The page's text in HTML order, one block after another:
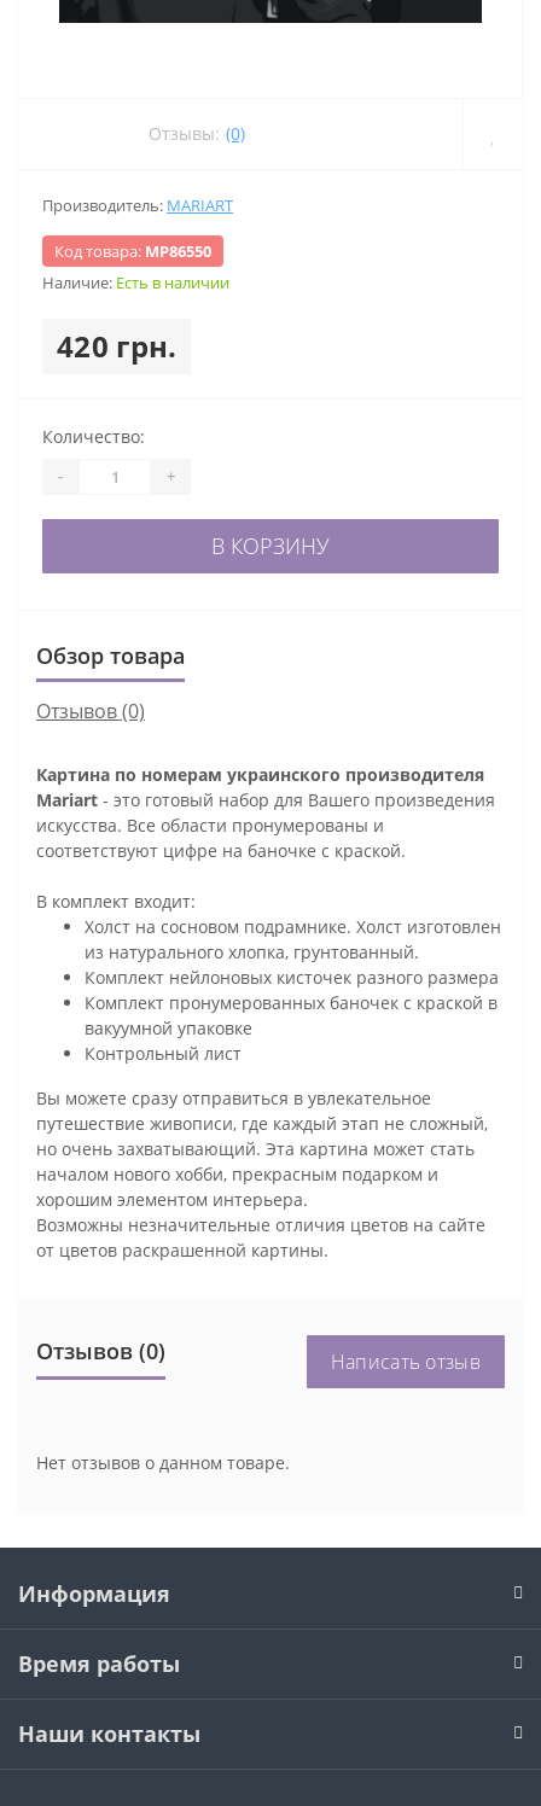
Отзывы: (0)
Производитель: MARIART
Код товара: МР86550
Наличие: Есть в наличии
420 грн.
Количество:
- +
В КОРЗИНУ
Обзор товара
Отзывов (0)
Картина по номерам украинского производителя
Mariart - это готовый набор для Вашего произведения
искусства. Все области пронумерованы и
соответствуют цифре на баночке с краской.
В комплект входит:
Холст на сосновом подрамнике. Холст изготовлен
из натурального хлопка, грунтованный.
Комплект нейлоновых кисточек разного размера
Комплект пронумерованных баночек с краской в
вакуумной упаковке
Контрольный лист
Вы можете сразу отправиться в увлекательное
путешествие живописи, где каждый этап не сложный,
но очень захватывающий. Эта картина может стать
началом нового хобби, прекрасным подарком и
хорошим элементом интерьера.
Возможны незначительные отличия цветов на сайте
от цветов раскрашенной картины.
Отзывов (0) Написать отзыв
Нет отзывов о данном товаре.
Информация
Время работы
Наши контакты